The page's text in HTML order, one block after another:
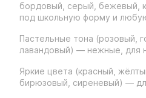
бордовый, серый, бежевый,
под школьную форму и
Пастельные тона (розовый,
лавандовый) — нежные, для
Яркие цвета (красный,
бирюзовый, сиреневый) —